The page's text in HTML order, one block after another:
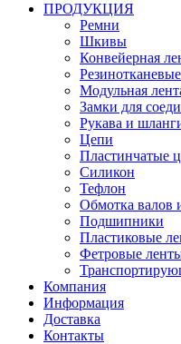
ПРОДУКЦИЯ
Ремни
Шкивы
Конвейерная
Модульная
Замки для
Рукава и
Цепи
Пластинчатые
Силикон
Тефлон
Обмотка валов
Подшипники
Пластиковые
Фетровые
Компания
Информация
Доставка
Контакты